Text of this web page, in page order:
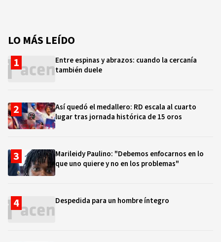
LO MÁS LEÍDO
Entre espinas y abrazos: cuando la cercanía
también duele
Así quedó el medallero: RD escala al cuarto
lugar tras jornada histórica de 15 oros
Marileidy Paulino: "Debemos enfocarnos en lo
que uno quiere y no en los problemas"
Despedida para un hombre íntegro